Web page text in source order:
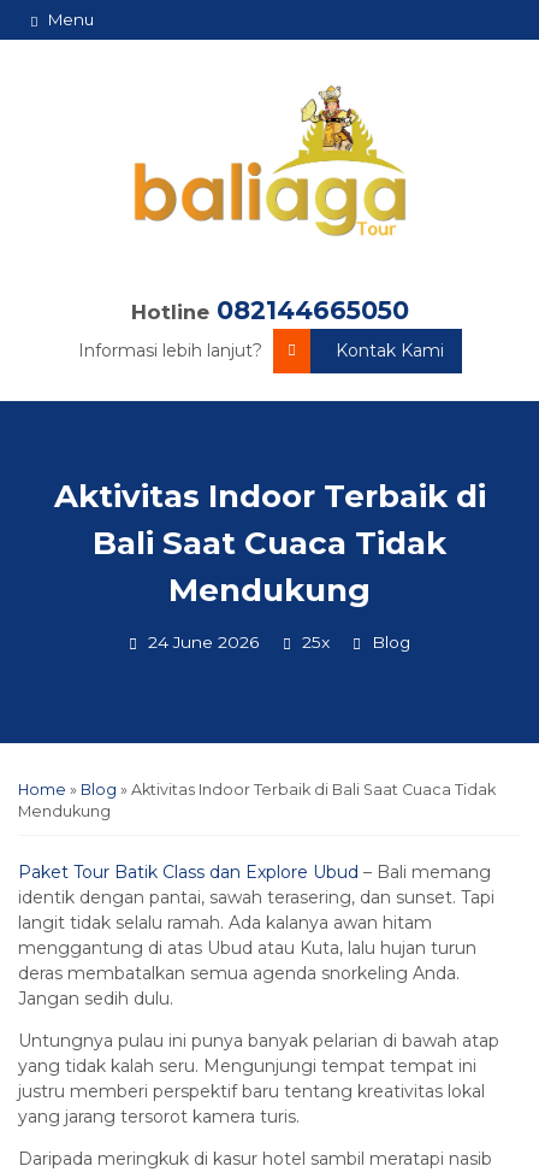
Menu
Hotline 082144665050
Informasi lebih lanjut? Kontak Kami
Aktivitas Indoor Terbaik di
Bali Saat Cuaca Tidak
Mendukung
24 June 2026 25x Blog
Home » Blog » Aktivitas Indoor Terbaik di Bali Saat Cuaca Tidak
Mendukung
Paket Tour Batik Class dan Explore Ubud – Bali memang
identik dengan pantai, sawah terasering, dan sunset. Tapi
langit tidak selalu ramah. Ada kalanya awan hitam
menggantung di atas Ubud atau Kuta, lalu hujan turun
deras membatalkan semua agenda snorkeling Anda.
Jangan sedih dulu.
Untungnya pulau ini punya banyak pelarian di bawah atap
yang tidak kalah seru. Mengunjungi tempat tempat ini
justru memberi perspektif baru tentang kreativitas lokal
yang jarang tersorot kamera turis.
Daripada meringkuk di kasur hotel sambil meratapi nasib